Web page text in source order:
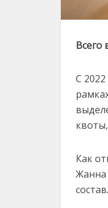
Всего
С
Как
Жанна